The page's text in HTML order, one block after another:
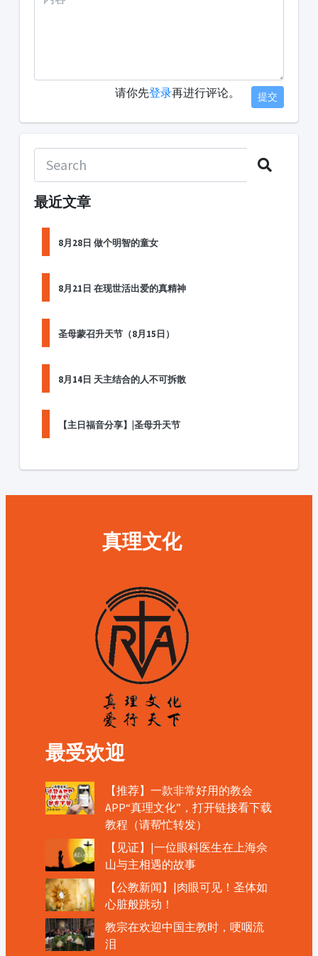
请你先登录再进行评论。 提交
最近文章
8月28日 做个明智的童女
8月21日 在现世活出爱的真精神
圣母蒙召升天节（8月15日）
8月14日 天主结合的人不可拆散
【主日福音分享】|圣母升天节
真理文化
最受欢迎
【推荐】一款非常好用的教会
APP“真理文化”，打开链接看下载
教程（请帮忙转发）
【见证】|一位眼科医生在上海佘
山与主相遇的故事
【公教新闻】|肉眼可见！圣体如
心脏般跳动！
教宗在欢迎中国主教时，哽咽流
泪